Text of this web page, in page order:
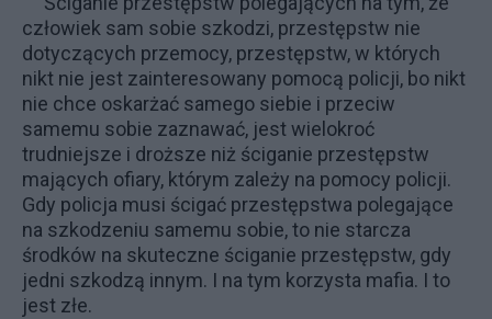
człowiek sam sobie szkodzi, przestępstw nie
dotyczących przemocy, przestępstw, w których
nikt nie jest zainteresowany pomocą policji, bo nikt
nie chce oskarżać samego siebie i przeciw
samemu sobie zaznawać, jest wielokroć
trudniejsze i droższe niż ściganie przestępstw
mających ofiary, którym zależy na pomocy policji.
Gdy policja musi ścigać przestępstwa polegające
na szkodzeniu samemu sobie, to nie starcza
środków na skuteczne ściganie przestępstw, gdy
jedni szkodzą innym. I na tym korzysta mafia. I to
jest złe.